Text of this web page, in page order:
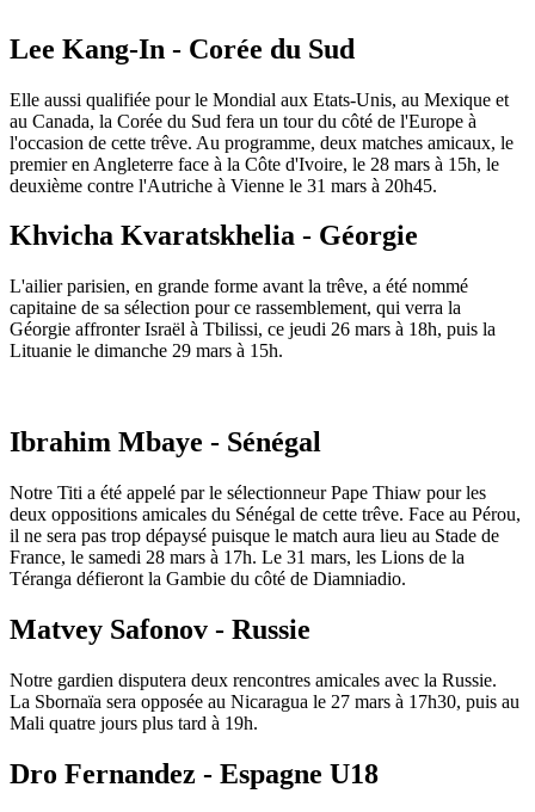
Lee Kang-In - Corée du Sud
Elle aussi qualifiée pour le Mondial aux Etats-Unis, au Mexique et
au Canada, la Corée du Sud fera un tour du côté de l'Europe à
l'occasion de cette trêve. Au programme, deux matches amicaux, le
premier en Angleterre face à la Côte d'Ivoire, le 28 mars à 15h, le
deuxième contre l'Autriche à Vienne le 31 mars à 20h45.
Khvicha Kvaratskhelia - Géorgie
L'ailier parisien, en grande forme avant la trêve, a été nommé
capitaine de sa sélection pour ce rassemblement, qui verra la
Géorgie affronter Israël à Tbilissi, ce jeudi 26 mars à 18h, puis la
Lituanie le dimanche 29 mars à 15h.
Ibrahim Mbaye - Sénégal
Notre Titi a été appelé par le sélectionneur Pape Thiaw pour les
deux oppositions amicales du Sénégal de cette trêve. Face au Pérou,
il ne sera pas trop dépaysé puisque le match aura lieu au Stade de
France, le samedi 28 mars à 17h. Le 31 mars, les Lions de la
Téranga défieront la Gambie du côté de Diamniadio.
Matvey Safonov - Russie
Notre gardien disputera deux rencontres amicales avec la Russie.
La Sbornaïa sera opposée au Nicaragua le 27 mars à 17h30, puis au
Mali quatre jours plus tard à 19h.
Dro Fernandez - Espagne U18